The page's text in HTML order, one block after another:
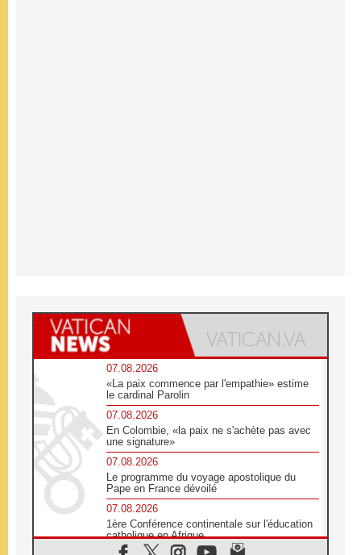
07.08.2026
«La paix commence par l'empathie» estime
le cardinal Parolin
07.08.2026
En Colombie, «la paix ne s'achète pas avec
une signature»
07.08.2026
Le programme du voyage apostolique du
Pape en France dévoilé
07.08.2026
1ère Conférence continentale sur l'éducation
catholique en Afrique